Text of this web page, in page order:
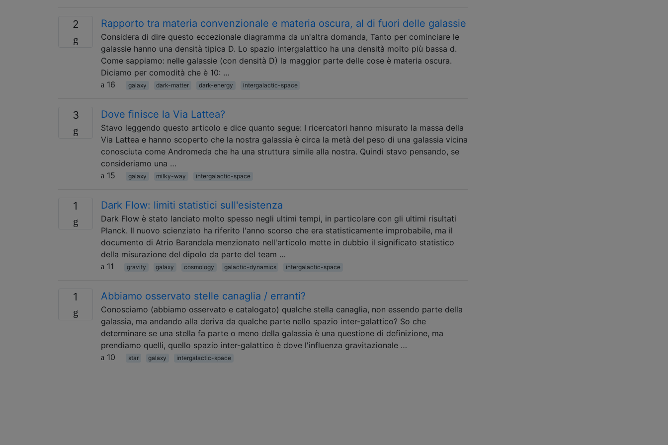
2 Rapporto tra materia convenzionale e materia oscura, al di fuori delle galassie
Considera di dire questo eccezionale diagramma da un'altra domanda, Tanto per cominciare le
galassie hanno una densità tipica D. Lo spazio intergalattico ha una densità molto più bassa d.
Come sappiamo: nelle galassie (con densità D) la maggior parte delle cose è materia oscura.
Diciamo per comodità che è 10: …
16
galaxy dark-matter dark-energy intergalactic-space
3 Dove finisce la Via Lattea?
Stavo leggendo questo articolo e dice quanto segue: I ricercatori hanno misurato la massa della
Via Lattea e hanno scoperto che la nostra galassia è circa la metà del peso di una galassia vicina
conosciuta come Andromeda che ha una struttura simile alla nostra. Quindi stavo pensando, se
consideriamo una …
15
galaxy milky-way intergalactic-space
1 Dark Flow: limiti statistici sull'esistenza
Dark Flow è stato lanciato molto spesso negli ultimi tempi, in particolare con gli ultimi risultati
Planck. Il nuovo scienziato ha riferito l'anno scorso che era statisticamente improbabile, ma il
documento di Atrio Barandela menzionato nell'articolo mette in dubbio il significato statistico
della misurazione del dipolo da parte del team …
11
gravity galaxy cosmology galactic-dynamics intergalactic-space
1 Abbiamo osservato stelle canaglia / erranti?
Conosciamo (abbiamo osservato e catalogato) qualche stella canaglia, non essendo parte della
galassia, ma andando alla deriva da qualche parte nello spazio inter-galattico? So che
determinare se una stella fa parte o meno della galassia è una questione di definizione, ma
prendiamo quelli, quello spazio inter-galattico è dove l'influenza gravitazionale …
10
star galaxy intergalactic-space